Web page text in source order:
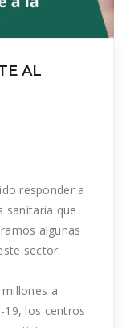
AL
responder a
sanitaria que
algunas
sector:
a
19, los centros